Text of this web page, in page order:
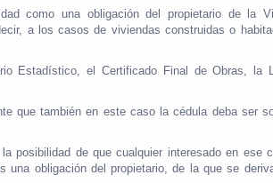
como una obligación del propietario de la
a los casos de viviendas construidas o
Estadístico, el Certificado Final de Obras, la
que también en este caso la cédula deba ser
posibilidad de que cualquier interesado en ese
una obligación del propietario, de la que se